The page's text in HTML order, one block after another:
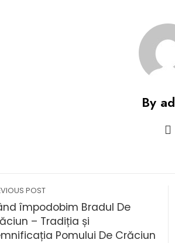
By
POST
împodobim Bradul De
– Tradiția și
Pomului De Crăciun